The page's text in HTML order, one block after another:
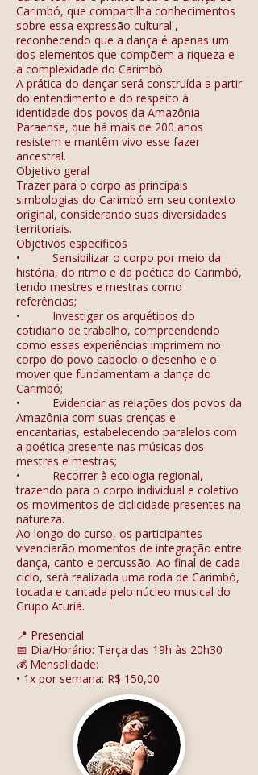
Carimbó, que compartilha conhecimentos
sobre essa expressão cultural ,
reconhecendo que a dança é apenas um
dos elementos que compõem a riqueza e
a complexidade do Carimbó.
A prática do dançar será construída a partir
do entendimento e do respeito à
identidade dos povos da Amazônia
Paraense, que há mais de 200 anos
resistem e mantêm vivo esse fazer
ancestral.
Objetivo geral
Trazer para o corpo as principais
simbologias do Carimbó em seu contexto
original, considerando suas diversidades
territoriais.
Objetivos específicos
• Sensibilizar o corpo por meio da
história, do ritmo e da poética do Carimbó,
tendo mestres e mestras como
referências;
• Investigar os arquétipos do
cotidiano de trabalho, compreendendo
como essas experiências imprimem no
corpo do povo caboclo o desenho e o
mover que fundamentam a dança do
Carimbó;
• Evidenciar as relações dos povos da
Amazônia com suas crenças e
encantarias, estabelecendo paralelos com
a poética presente nas músicas dos
mestres e mestras;
• Recorrer à ecologia regional,
trazendo para o corpo individual e coletivo
os movimentos de ciclicidade presentes na
natureza.
Ao longo do curso, os participantes
vivenciarão momentos de integração entre
dança, canto e percussão. Ao final de cada
ciclo, será realizada uma roda de Carimbó,
tocada e cantada pelo núcleo musical do
Grupo Aturiá.
📍 Presencial
📅 Dia/Horário: Terça das 19h às 20h30
💰 Mensalidade:
• 1x por semana: R$ 150,00